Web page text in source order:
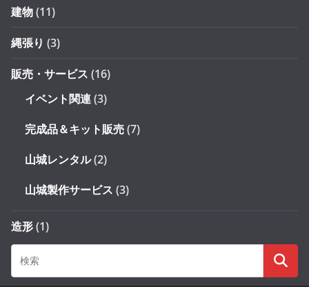
建物(11)
縄張り (3)
販売・サービス (16)
イベント関連(3)
完成品＆キット販売(7)
山城レンタル(2)
山城製作サービス (3)
造形(1)